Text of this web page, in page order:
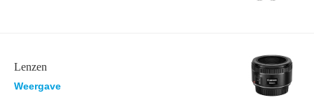
Lenzen
Weergave